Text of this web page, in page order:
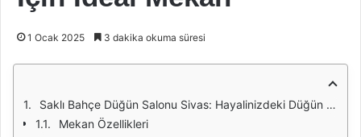
1 Ocak 2025 3 dakika okuma süresi
Saklı Bahçe Düğün Salonu Sivas: Hayalinizdeki Düğün İçin İdeal Mekan
Mekan Özellikleri